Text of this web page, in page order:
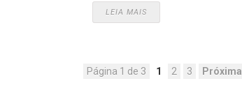
LEIA MAIS
Página 1 de 3 1 2 3 Próxima